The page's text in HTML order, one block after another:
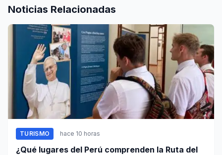
Noticias Relacionadas
TURISMO hace 10 horas
¿Qué lugares del Perú comprenden la Ruta del